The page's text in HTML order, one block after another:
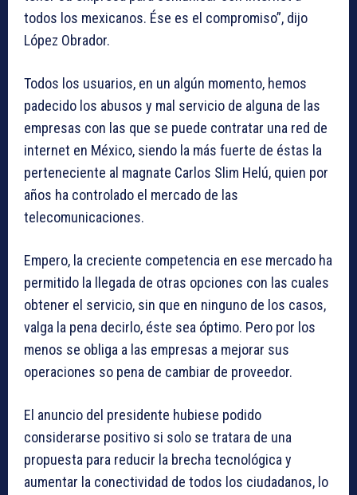
todos los mexicanos. Ése es el compromiso”, dijo
López Obrador.
Todos los usuarios, en un algún momento, hemos
padecido los abusos y mal servicio de alguna de las
empresas con las que se puede contratar una red de
internet en México, siendo la más fuerte de éstas la
perteneciente al magnate Carlos Slim Helú, quien por
años ha controlado el mercado de las
telecomunicaciones.
Empero, la creciente competencia en ese mercado ha
permitido la llegada de otras opciones con las cuales
obtener el servicio, sin que en ninguno de los casos,
valga la pena decirlo, éste sea óptimo. Pero por los
menos se obliga a las empresas a mejorar sus
operaciones so pena de cambiar de proveedor.
El anuncio del presidente hubiese podido
considerarse positivo si solo se tratara de una
propuesta para reducir la brecha tecnológica y
aumentar la conectividad de todos los ciudadanos, lo